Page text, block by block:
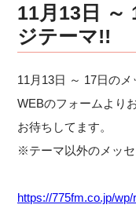
11月13日 ～
ジテーマ!!
11月13日 ～ 17日のメ
WEBのフォームより
お待ちしてます。
※テーマ以外のメッセ
https://775fm.co.jp/wp/